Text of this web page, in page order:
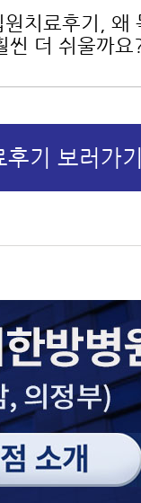
치료후기, 왜
씬 더 쉬울까요
후기 보러가